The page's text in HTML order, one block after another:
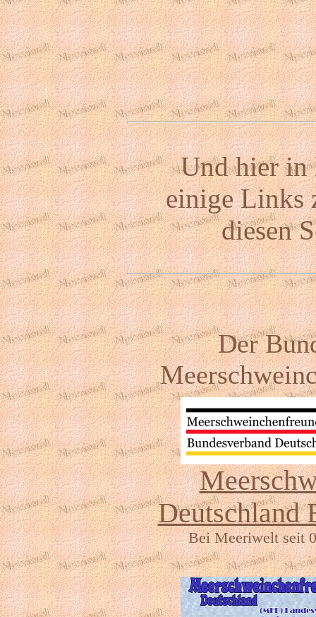
Und hier in
einige Links
diesen
Der
Deutschland
Bei Meeriwelt seit